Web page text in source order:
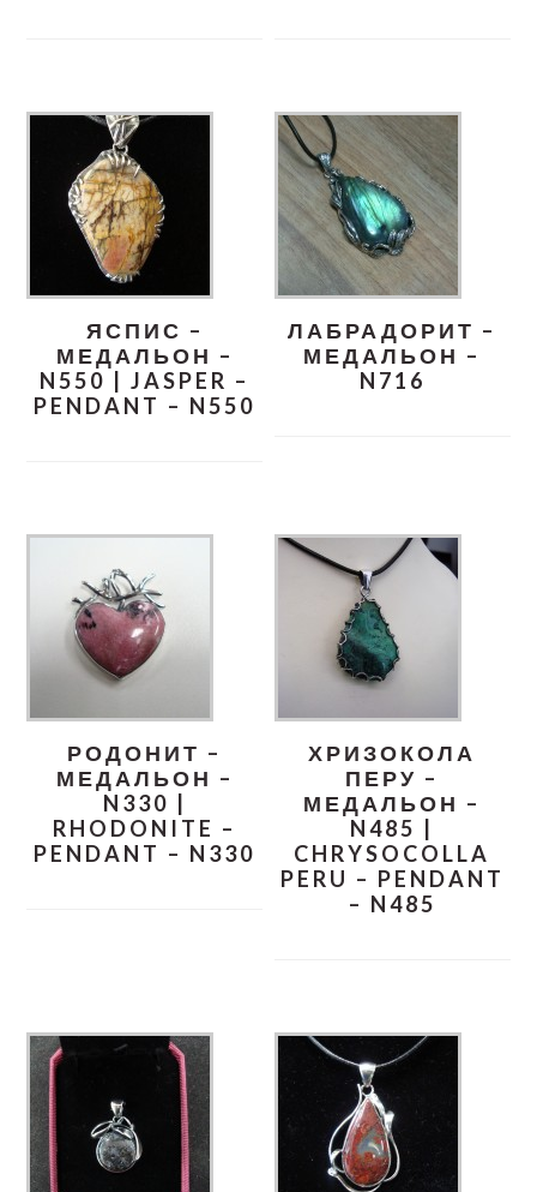
ЯСПИС –
МЕДАЛЬОН –
N550 | JASPER –
PENDANT – N550
ЛАБРАДОРИТ –
МЕДАЛЬОН –
N716
РОДОНИТ –
МЕДАЛЬОН –
N330 |
RHODONITE –
PENDANT – N330
ХРИЗОКОЛА
ПЕРУ –
МЕДАЛЬОН –
N485 |
CHRYSOCOLLA
PERU – PENDANT
– N485